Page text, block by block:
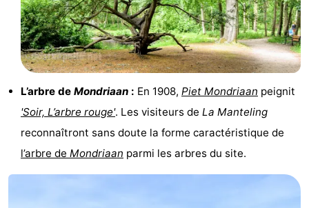
Brouwershaven
Bruinisse
Zierikzee
Oosterschelde
Burgh
Haamstede
Nature
Walcheren
L’arbre de Mondriaan : En 1908, Piet Mondriaan peignit
'Soir, L’arbre rouge'. Les visiteurs de La Manteling
reconnaîtront sans doute la forme caractéristique de
l’arbre de Mondriaan parmi les arbres du site.